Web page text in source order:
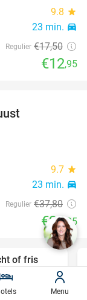
9.8 star
23 min. directions_car
Regulier €17,50
€12,95
9.7 star
23 min. directions_car
Regulier €37,80
€24,95
49%
of fris
Vr Menu